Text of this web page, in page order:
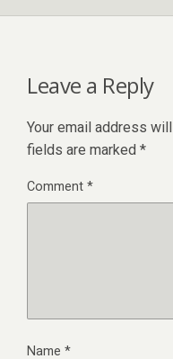
Leave a Reply
Your email address
fields are marked *
Comment*
Name *